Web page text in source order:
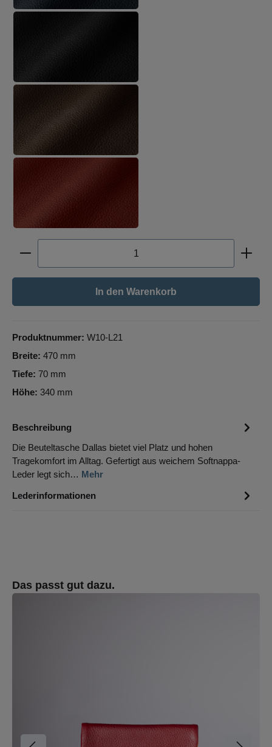
Softnappa, braun
Produkt Anzahl: Gib den gewünschten Wert ein
In den Warenkorb
Produktnummer: W10-L21
Breite: 470 mm
Tiefe: 70 mm
Höhe: 340 mm
Beschreibung
Die Beuteltasche Dallas bietet viel Platz und hohen
Tragekomfort im Alltag. Gefertigt aus weichem Softnappa-
Leder legt sich… Mehr
Lederinformationen
Produktgalerie überspringen
Das passt gut dazu.